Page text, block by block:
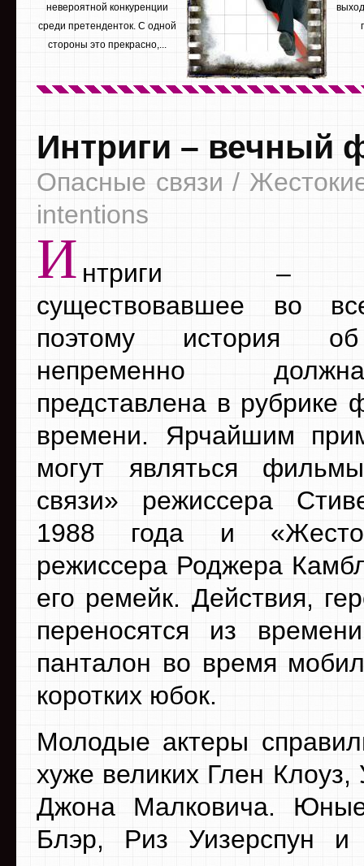
невероятной конкуренции
среди претенденток. С одной
стороны это прекрасно,...
Интриги – вечный
Опасные связи /
intentions
И нтриги –
существовавшее во
поэтому история
непременно
представлена в рубрике
времени. Ярчайшим
могут являться
связи» режиссера
1988 года и
режиссера Роджера
его ремейк. Действия,
переносятся из
панталон во время
коротких юбок.
Молодые актеры
хуже великих Глен
Джона Малковича.
Блэр, Риз Уизерспун